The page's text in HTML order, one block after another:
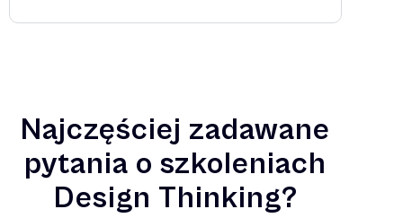
Najczęściej zadawane
pytania o szkoleniach
Design Thinking?